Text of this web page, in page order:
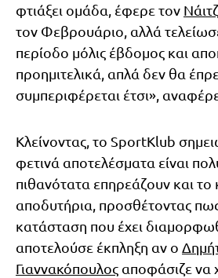
φτιάξει ομάδα, έφερε τον
τον Φεβρουάριο, αλλά
περίοδο μόλις έβδομος και
προημιτελικά, απλά δεν θα
συμπεριφέρεται έτσι»,
Κλείνοντας, το SportKlub
φετινά αποτελέσματα είναι
πιθανότατα επηρεάζουν και το
αποδυτήρια, προσθέτοντας
κατάσταση που έχει
αποτελούσε έκπληξη αν ο
Γιαννακόπουλος αποφάσιζε να